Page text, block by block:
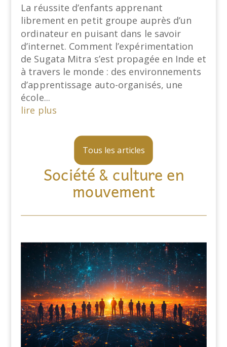
La réussite d’enfants apprenant
librement en petit groupe auprès d’un
ordinateur en puisant dans le savoir
d’internet. Comment l’expérimentation
de Sugata Mitra s’est propagée en Inde et
à travers le monde : des environnements
d’apprentissage auto-organisés, une
école...
lire plus
Tous les articles
Société & culture en
mouvement